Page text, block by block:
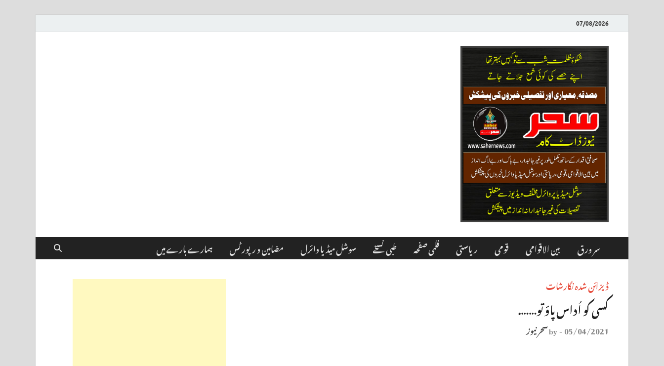
07/08/2026
سر ورق بین الاقوامی قومی ریاستی فلمی صفحہ طبی نسخے سوشل میڈیا وائرل مضامین و رپورٹس
ہمارے بارے میں
ڈیزائن شدہ نگارشات
کسی کو اُداس پاؤ تو…….
05/04/2021
-
byسحر نیوز